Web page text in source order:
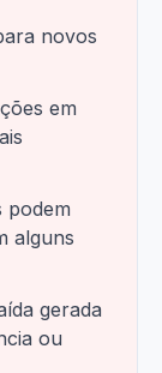
novos
em
podem
alguns
gerada
ou